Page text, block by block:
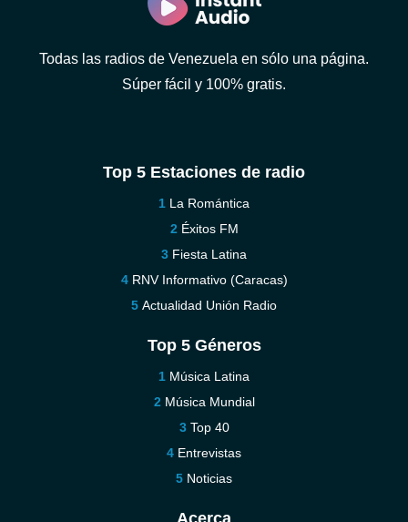
Todas las radios de Venezuela en sólo una página.
Súper fácil y 100% gratis.
Top 5 Estaciones de radio
La Romántica
Éxitos FM
Fiesta Latina
RNV Informativo (Caracas)
Actualidad Unión Radio
Top 5 Géneros
Música Latina
Música Mundial
Top 40
Entrevistas
Noticias